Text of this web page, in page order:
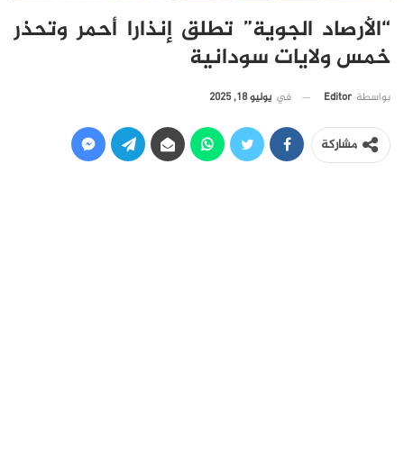
“الأرصاد الجوية” تطلق إنذارا أحمر وتحذر
خمس ولايات سودانية
بواسطة Editor في يوليو 18, 2025
مشاركة